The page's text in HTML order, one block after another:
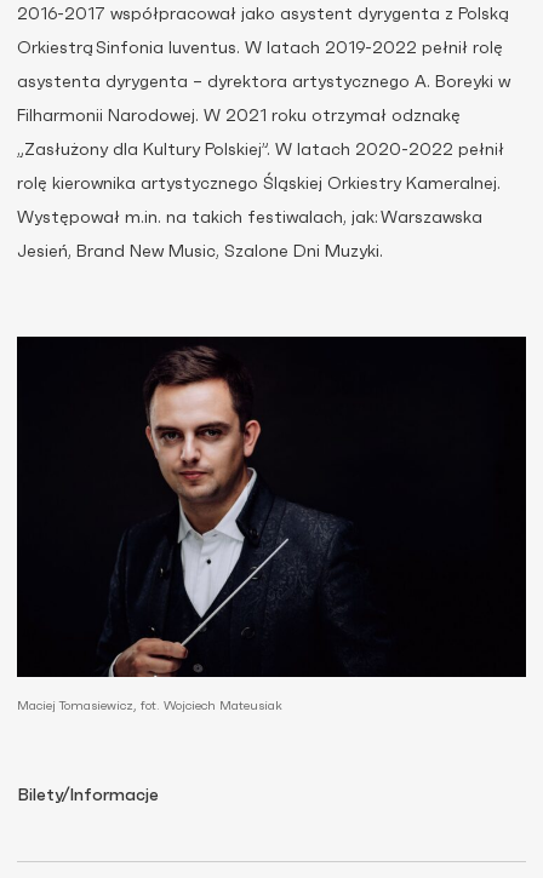
2016-2017 współpracował jako asystent dyrygenta z Polską
Orkiestrą Sinfonia Iuventus. W latach 2019-2022 pełnił rolę
asystenta dyrygenta – dyrektora artystycznego A. Boreyki w
Filharmonii Narodowej. W 2021 roku otrzymał odznakę
„Zasłużony dla Kultury Polskiej”. W latach 2020-2022 pełnił
rolę kierownika artystycznego Śląskiej Orkiestry Kameralnej.
Występował m.in. na takich festiwalach, jak: Warszawska
Jesień, Brand New Music, Szalone Dni Muzyki.
Maciej Tomasiewicz, fot. Wojciech Mateusiak
Bilety/Informacje